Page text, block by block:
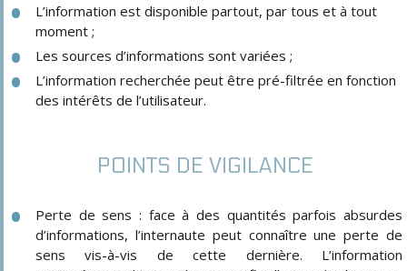
L’information est disponible partout, par tous et à tout
moment ;
Les sources d’informations sont variées ;
L’information recherchée peut être pré-filtrée en fonction
des intérêts de l’utilisateur.
POINTS DE VIGILANCE
Perte de sens : face à des quantités parfois absurdes
d’informations, l’internaute peut connaître une perte de
sens vis-à-vis de cette dernière. L’information